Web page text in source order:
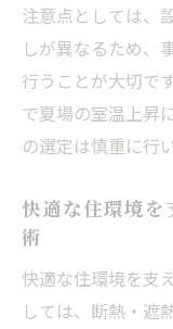
化
サンルーム
リフォ
ンルーム
サンルー
にする理
リフォ
注意点としては、
しが異なるため、
行うことが大切で
で夏場の室温上昇
の選定は慎重に行
快適な住環境を
術
快適な住環境を支
しては、断熱・遮